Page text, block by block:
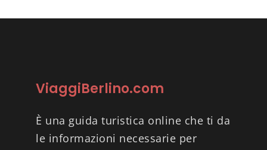
ViaggiBerlino.com
È una guida turistica online che ti da
le informazioni necessarie per